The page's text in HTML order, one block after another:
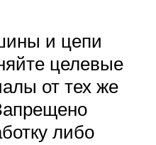
и цепи
целевые
от тех же
либо